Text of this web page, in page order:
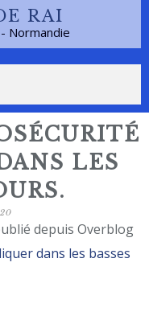
RAI
Normandie
LES
depuis Overblog